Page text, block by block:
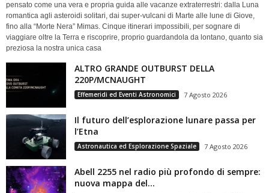
pensato come una vera e propria guida alle vacanze extraterrestri: dalla Luna
romantica agli asteroidi solitari, dai super-vulcani di Marte alle lune di Giove,
fino alla “Morte Nera” Mimas. Cinque itinerari impossibili, per sognare di
viaggiare oltre la Terra e riscoprire, proprio guardandola da lontano, quanto sia
preziosa la nostra unica casa
ALTRO GRANDE OUTBURST DELLA
220P/MCNAUGHT
Effemeridi ed Eventi Astronomici 7 Agosto 2026
Il futuro dell’esplorazione lunare passa per
l’Etna
Astronautica ed Esplorazione Spaziale 7 Agosto 2026
Abell 2255 nel radio più profondo di sempre:
nuova mappa del...